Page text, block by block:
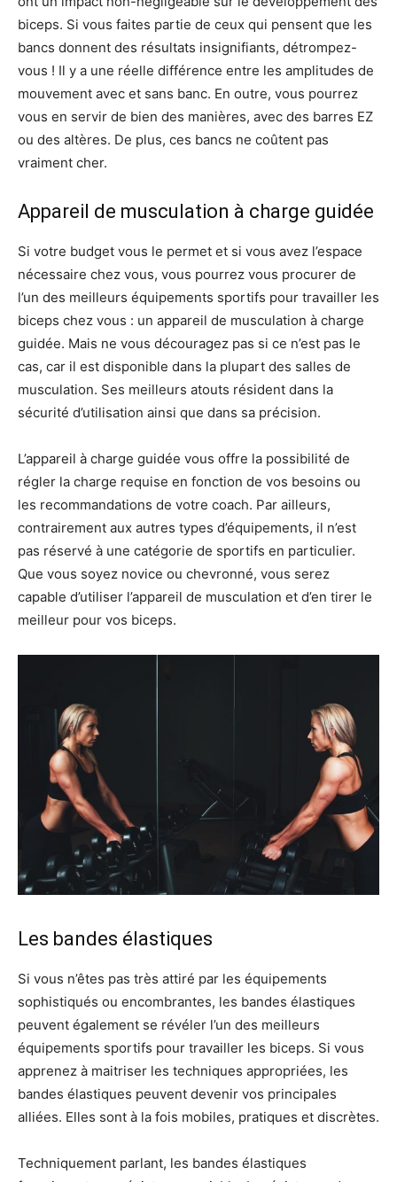
biceps. Si vous faites partie de ceux qui pensent que les
bancs donnent des résultats insignifiants, détrompez-
vous ! Il y a une réelle différence entre les amplitudes de
mouvement avec et sans banc. En outre, vous pourrez
vous en servir de bien des manières, avec des barres EZ
ou des altères. De plus, ces bancs ne coûtent pas
vraiment cher.
Appareil de musculation à charge guidée
Si votre budget vous le permet et si vous avez l’espace
nécessaire chez vous, vous pourrez vous procurer de
l’un des meilleurs équipements sportifs pour travailler les
biceps chez vous : un appareil de musculation à charge
guidée. Mais ne vous découragez pas si ce n’est pas le
cas, car il est disponible dans la plupart des salles de
musculation. Ses meilleurs atouts résident dans la
sécurité d’utilisation ainsi que dans sa précision.
L’appareil à charge guidée vous offre la possibilité de
régler la charge requise en fonction de vos besoins ou
les recommandations de votre coach. Par ailleurs,
contrairement aux autres types d’équipements, il n’est
pas réservé à une catégorie de sportifs en particulier.
Que vous soyez novice ou chevronné, vous serez
capable d’utiliser l’appareil de musculation et d’en tirer le
meilleur pour vos biceps.
Les bandes élastiques
Si vous n’êtes pas très attiré par les équipements
sophistiqués ou encombrantes, les bandes élastiques
peuvent également se révéler l’un des meilleurs
équipements sportifs pour travailler les biceps. Si vous
apprenez à maitriser les techniques appropriées, les
bandes élastiques peuvent devenir vos principales
alliées. Elles sont à la fois mobiles, pratiques et discrètes.
Techniquement parlant, les bandes élastiques